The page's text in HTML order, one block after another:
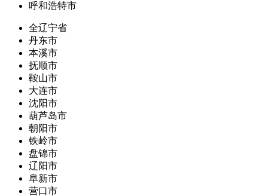
呼和浩特市
全辽宁省
丹东市
本溪市
抚顺市
鞍山市
大连市
沈阳市
葫芦岛市
朝阳市
铁岭市
盘锦市
辽阳市
阜新市
营口市